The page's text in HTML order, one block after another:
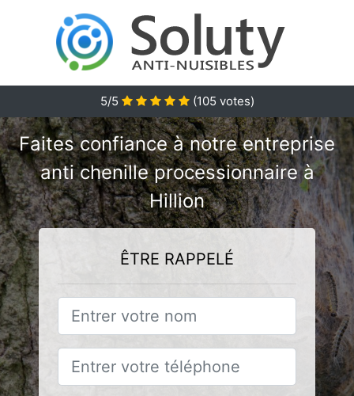
5/5 (105 votes)
Faites confiance à notre entreprise
anti chenille processionnaire à
Hillion
ÊTRE RAPPELÉ